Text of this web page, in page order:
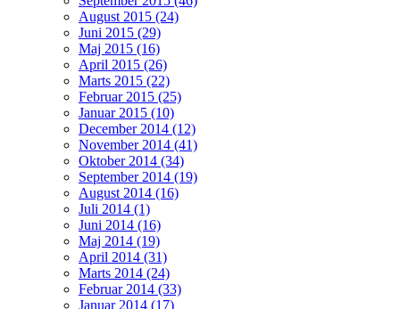
August 2015 (24)
Juni 2015 (29)
Maj 2015 (16)
April 2015 (26)
Marts 2015 (22)
Februar 2015 (25)
Januar 2015 (10)
December 2014 (12)
November 2014 (41)
Oktober 2014 (34)
September 2014 (19)
August 2014 (16)
Juli 2014 (1)
Juni 2014 (16)
Maj 2014 (19)
April 2014 (31)
Marts 2014 (24)
Februar 2014 (33)
Januar 2014 (17)